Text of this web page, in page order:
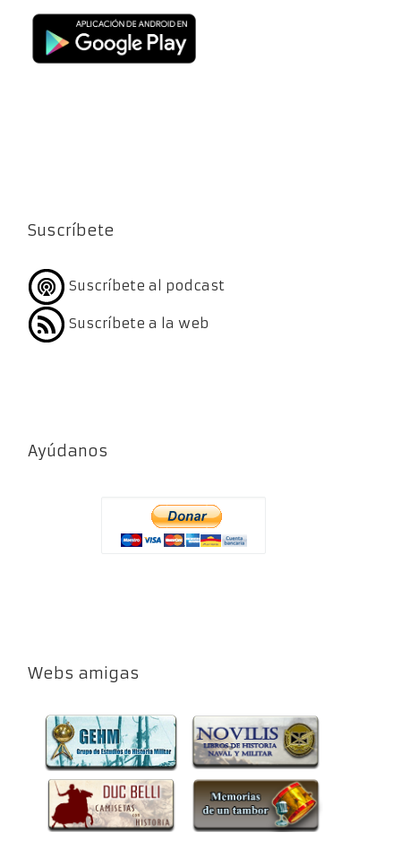
Suscríbete
Suscríbete al podcast
Suscríbete a la web
Ayúdanos
Webs amigas